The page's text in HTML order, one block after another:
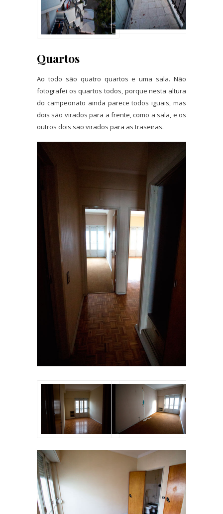
Quartos
Ao todo são quatro quartos e uma sala. Não
fotografei os quartos todos, porque nesta altura
do campeonato ainda parece todos iguais, mas
dois são virados para a frente, como a sala, e os
outros dois são virados para as traseiras.